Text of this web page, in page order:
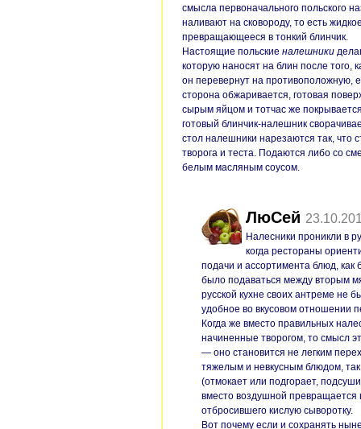
смысла первоначального польского
наливают на сковороду, то есть
превращающееся в тонкий блинчик.
Настоящие польские налешники
которую наносят на блин после того,
он перевернут на противоположную,
сторона обжаривается, готовая
сырым яйцом и тотчас же
готовый блинчик-налешник
стол налешники нарезаются так, что
творога и теста. Подаются либо со
белым масляным соусом.
ЛюСей
Налесники проникли в
когда рестораны
подачи и ассортимента блюд, как
было подаваться между вторым
русской кухне своих антреме не
удобное во вкусовом отношении
Когда же вместо правильных
начиненные творогом, то смысл
— оно становится не легким
тяжелым и невкусным блюдом, так
(отмокает или подгорает,
вместо воздушной превращается
отбросившего кислую сыворотку.
Вот почему если и сохранять